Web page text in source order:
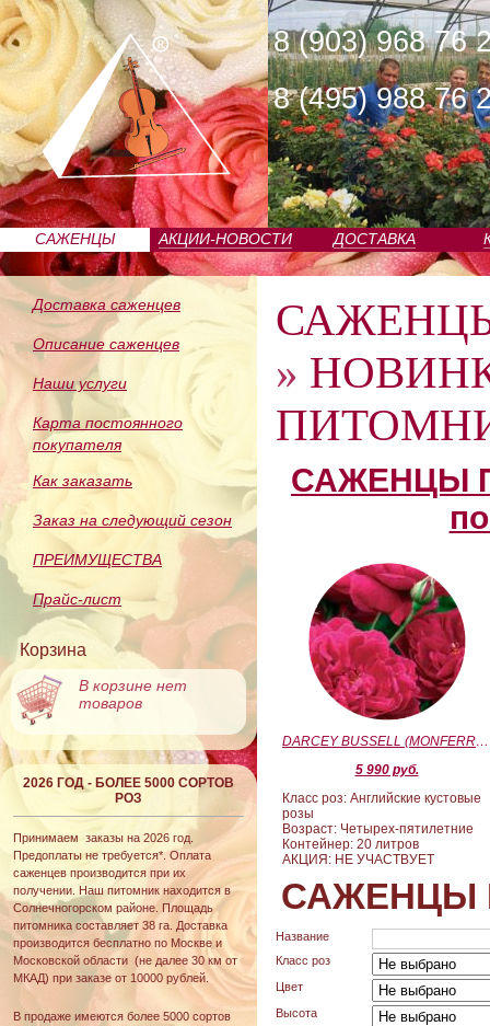
8 (903) 968 76
8 (495) 988 76
САЖЕНЦЫ
ПИТОМНИКА
АКЦИИ-НОВОСТИ ДОСТАВКА
Доставка саженцев
Описание саженцев
Наши услуги
Карта постоянного
покупателя
Как заказать
Заказ на следующий сезон
ПРЕИМУЩЕСТВА
Прайс-лист
Корзина
В корзине нет
товаров
2026 ГОД - БОЛЕЕ 5000 СОРТОВ
РОЗ
Принимаем заказы на 2026 год.
Предоплаты не требуется*. Оплата
саженцев производится при их
получении. Наш питомник находится в
Солнечногорском районе. Площадь
питомника составляет 38 га. Доставка
производится бесплатно по Москве и
Московской области (не далее 30 км от
МКАД) при заказе от 10000 рублей.
В продаже имеются более 5000 сортов
»
САЖЕНЦЫ
DARCEY BUSSELL (MONFERRATO) (Дарси Басл)
5 990 руб.
Класс роз: Английские кустовые
розы
Возраст: Четырех-пятилетние
Контейнер: 20 литров
АКЦИЯ: НЕ УЧАСТВУЕТ
САЖЕНЦЫ
Название
Класс роз
Цвет
Высота